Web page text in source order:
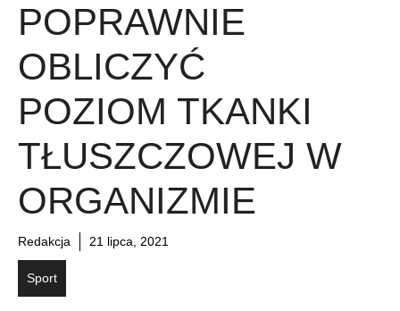
POPRAWNIE
OBLICZYĆ
POZIOM TKANKI
TŁUSZCZOWEJ W
ORGANIZMIE
Redakcja 21 lipca, 2021
Sport